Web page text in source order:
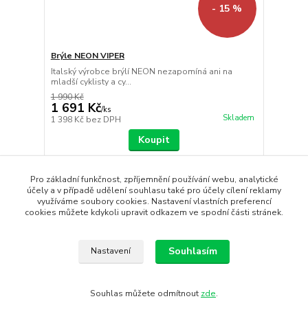
- 15 %
Brýle NEON VIPER
Italský výrobce brýlí NEON nezapomíná ani na
mladší cyklisty a cy...
1 990 Kč
1 691 Kč/ks
1 398 Kč bez DPH Skladem
Koupit
Novinka
Doprava ZDARMA
Pro základní funkčnost, zpříjemnění používání webu, analytické
účely a v případě udělení souhlasu také pro účely cílení reklamy
využíváme soubory cookies. Nastavení vlastních preferencí
cookies můžete kdykoli upravit odkazem ve spodní části stránek.
Nastavení Souhlasím
Souhlas můžete odmítnout zde.